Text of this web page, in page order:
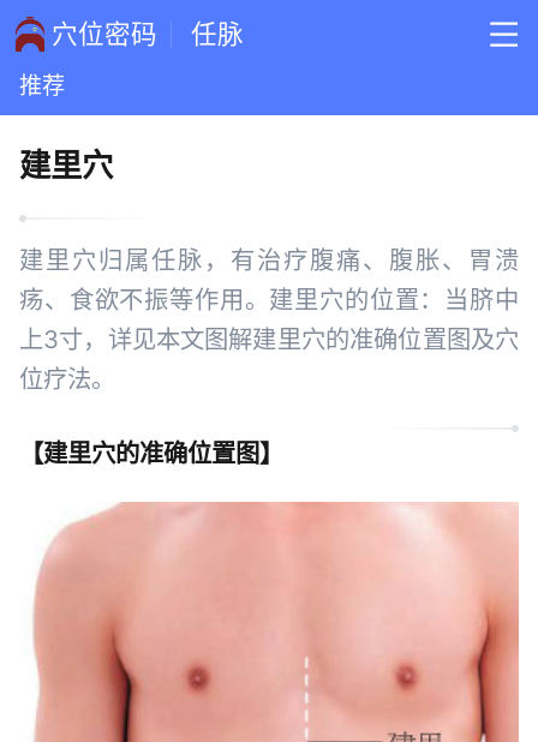
穴位密码 任脉
推荐
建里穴
建里穴归属任脉，有治疗腹痛、腹胀、胃溃
疡、食欲不振等作用。建里穴的位置：当脐中
上3寸，详见本文图解建里穴的准确位置图及穴
位疗法。
【建里穴的准确位置图】